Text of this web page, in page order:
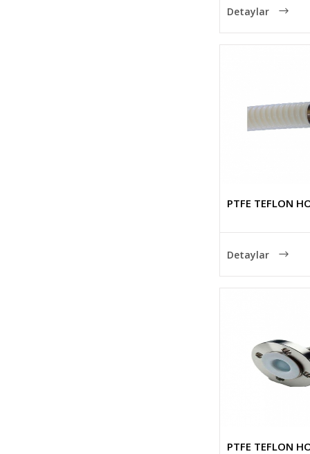
Detaylar
PTFE TEFLON
Detaylar
PTFE TEFLON